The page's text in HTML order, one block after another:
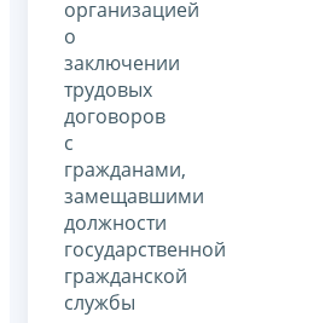
организацией
о
заключении
трудовых
договоров
с
гражданами,
замещавшими
должности
государственной
гражданской
службы